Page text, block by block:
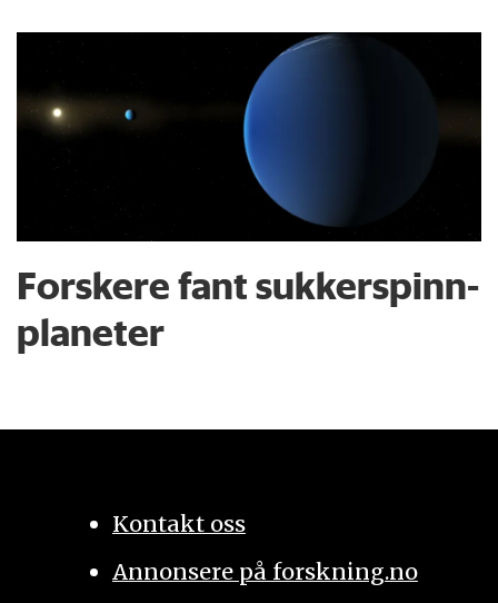
Forskere fant sukkerspinn-
planeter
Kontakt oss
Annonsere på forskning.no